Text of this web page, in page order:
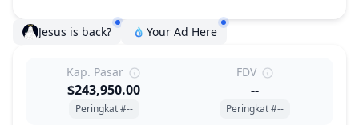
Jesus is back? Your Ad Here
Kap. Pasar
$243,950.00
Peringkat #--
FDV
--
Peringkat #--